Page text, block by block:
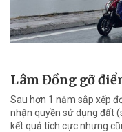
Lâm Đồng gỡ
Sau hơn 1 năm sắp xếp
nhận quyền sử dụng đất
kết quả tích cực nhưng